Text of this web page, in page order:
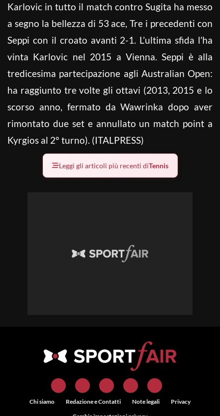
Karlovic in tutto il match contro Sugita ha messo
a segno la bellezza di 53 ace, Tre i precedenti con
Seppi con il croato avanti 2-1. L’ultima sfida l’ha
vinta Karlovic nel 2015 a Vienna. Seppi è alla
tredicesima partecipazione agli Australian Open:
ha raggiunto tre volte gli ottavi (2013, 2015 e lo
scorso anno, fermato da Wawrinka dopo aver
rimontato due set e annullato un match point a
Kyrgios al 2° turno). (ITALPRESS)
Leggi gli articoli più recenti diTennis
Chi siamo Redazione e Contatti Note legali
Privacy